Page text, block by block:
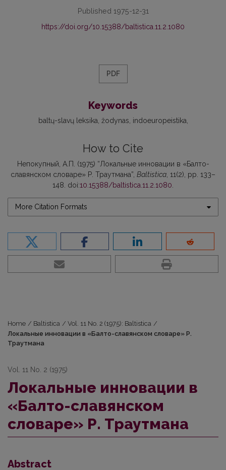
Published 1975-12-31
https://doi.org/10.15388/baltistica.11.2.1080
PDF
Keywords
baltų-slavų leksika žodynas indoeuropeistika
How to Cite
Непокупный, А.П. (1975) “Локальные инновации в «Балто-
славянском словаре» Р. Траутмана”, Baltistica , 11(2), pp. 133–
148. doi:10.15388/baltistica.11.2.1080
More Citation Formats
Home / Baltistica / Vol. 11 No. 2 (1975): Baltistica /
Локальные инновации в «Балто-славянском словаре» Р.
Траутмана
Vol. 11 No. 2 (1975)
Локальные инновации в
«Балто-славянском
словаре» Р. Траутмана
Abstract